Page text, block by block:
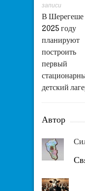
записи
В Шерегеше
2025 году
планируют
построить
первый
детский
Автор